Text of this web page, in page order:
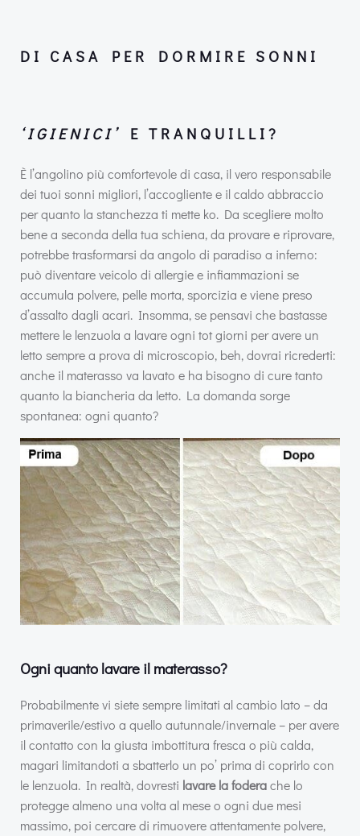
DI CASA PER DORMIRE SONNI
‘IGIENICI’ E TRANQUILLI?
È l’angolino più comfortevole di casa, il vero responsabile
dei tuoi sonni migliori, l’accogliente e il caldo abbraccio
per quanto la stanchezza ti mette ko. Da scegliere molto
bene a seconda della tua schiena, da provare e riprovare,
potrebbe trasformarsi da angolo di paradiso a inferno:
può diventare veicolo di allergie e infiammazioni se
accumula polvere, pelle morta, sporcizia e viene preso
d’assalto dagli acari. Insomma, se pensavi che bastasse
mettere le lenzuola a lavare ogni tot giorni per avere un
letto sempre a prova di microscopio, beh, dovrai ricrederti:
anche il materasso va lavato e ha bisogno di cure tanto
quanto la biancheria da letto. La domanda sorge
spontanea: ogni quanto?
Ogni quanto lavare il materasso?
Probabilmente vi siete sempre limitati al cambio lato – da
primaverile/estivo a quello autunnale/invernale – per avere
il contatto con la giusta imbottitura fresca o più calda,
magari limitandoti a sbatterlo un po’ prima di coprirlo con
le lenzuola. In realtà, dovresti lavare la foderache lo
protegge almeno una volta al mese o ogni due mesi
massimo, poi cercare di rimuovere attentamente polvere,